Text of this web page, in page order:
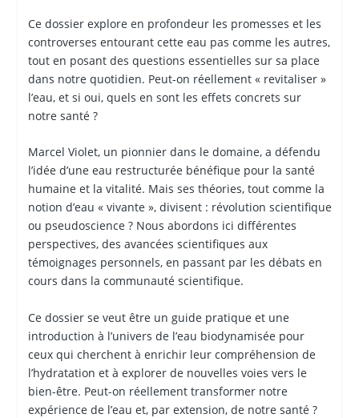
Ce dossier explore en profondeur les promesses et les
controverses entourant cette eau pas comme les autres,
tout en posant des questions essentielles sur sa place
dans notre quotidien. Peut-on réellement « revitaliser »
l’eau, et si oui, quels en sont les effets concrets sur
notre santé ?
Marcel Violet, un pionnier dans le domaine, a défendu
l’idée d’une eau restructurée bénéfique pour la santé
humaine et la vitalité. Mais ses théories, tout comme la
notion d’eau « vivante », divisent : révolution scientifique
ou pseudoscience ? Nous abordons ici différentes
perspectives, des avancées scientifiques aux
témoignages personnels, en passant par les débats en
cours dans la communauté scientifique.
Ce dossier se veut être un guide pratique et une
introduction à l’univers de l’eau biodynamisée pour
ceux qui cherchent à enrichir leur compréhension de
l’hydratation et à explorer de nouvelles voies vers le
bien-être. Peut-on réellement transformer notre
expérience de l’eau et, par extension, de notre santé ?